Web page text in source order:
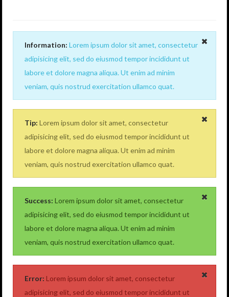
Information: Lorem ipsum dolor sit amet, consectetur
adipisicing elit, sed do eiusmod tempor incididunt ut
labore et dolore magna aliqua. Ut enim ad minim
veniam, quis nostrud exercitation ullamco quat.
Tip: Lorem ipsum dolor sit amet, consectetur
adipisicing elit, sed do eiusmod tempor incididunt ut
labore et dolore magna aliqua. Ut enim ad minim
veniam, quis nostrud exercitation ullamco quat.
Success: Lorem ipsum dolor sit amet, consectetur
adipisicing elit, sed do eiusmod tempor incididunt ut
labore et dolore magna aliqua. Ut enim ad minim
veniam, quis nostrud exercitation ullamco quat.
Error: Lorem ipsum dolor sit amet, consectetur
adipisicing elit, sed do eiusmod tempor incididunt ut